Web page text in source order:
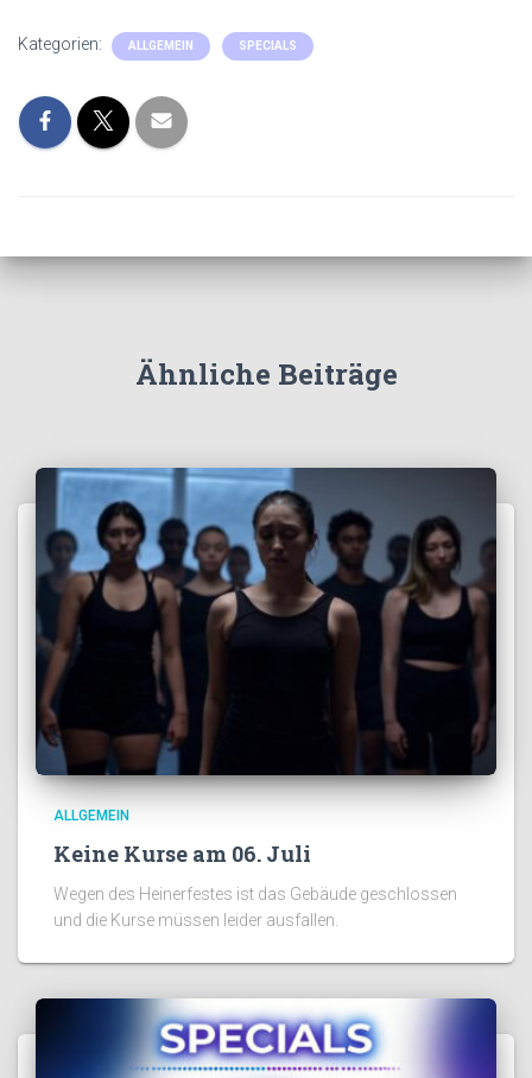
Kategorien: ALLGEMEIN SPECIALS
Ähnliche Beiträge
ALLGEMEIN
Keine Kurse am 06. Juli
Wegen des Heinerfestes ist das Gebäude geschlossen
und die Kurse müssen leider ausfallen.